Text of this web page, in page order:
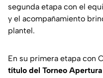
segunda etapa con el
y el acompañamiento
plantel.
En su primera etapa con
título del Torneo